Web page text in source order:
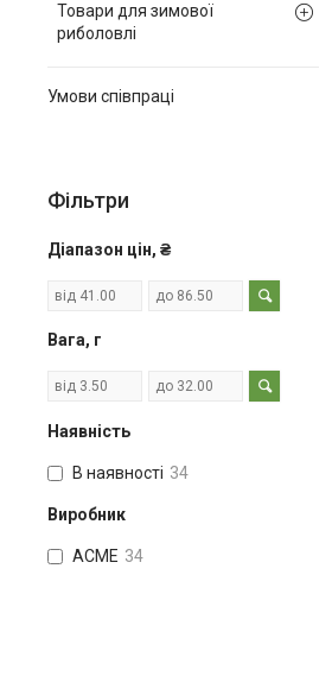
Товари для зимової
риболовлі
Умови співпраці
Фільтри
Діапазон цін, ₴
Вага, г
Наявність
В наявності 34
Виробник
ACME 34